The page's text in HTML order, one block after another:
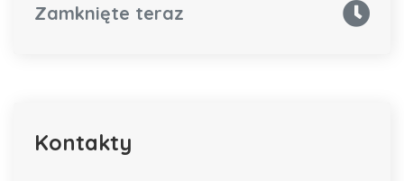
Zamknięte teraz
Kontakty